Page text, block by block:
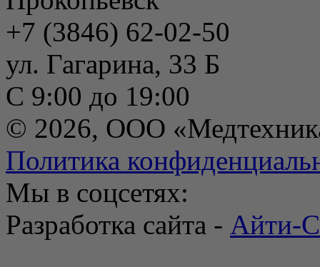
+7 (3846) 62-02-50
ул. Гагарина, 33 Б
С 9:00 до 19:00
© 2026, ООО
Политика
Мы в соцсетях:
Разработка сайта - Айти-